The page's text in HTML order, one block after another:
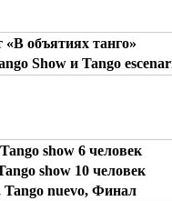
объятиях танго»
Show и Tango
show 6 человек
show 10 человек
nuevo, Финал